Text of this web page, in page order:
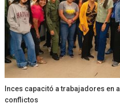
Inces capacitó a trabajadores en
conflictos